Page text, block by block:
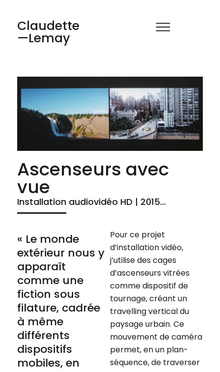
Claudette
—Lemay
Ascenseurs avec
vue
Installation audiovidéo HD | 2015…
« Le monde
extérieur nous y
apparaît
comme une
fiction sous
filature, cadrée
à même
différents
dispositifs
mobiles, en
Pour ce projet
d’installation vidéo,
j’utilise des cages
d’ascenseurs vitrées
comme dispositif de
tournage, créant un
travelling vertical du
paysage urbain. Ce
mouvement de caméra
permet, en un plan-
séquence, de traverser